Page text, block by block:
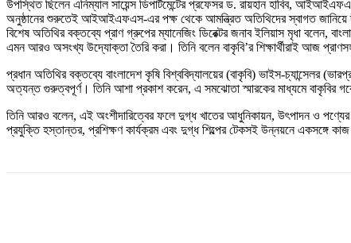
উপস্থিত ছিলেন এনিম্যাল সায়েন্স ডিপার্টমেন্টের প্রফেসর ড. রায়হান হাবিব,
​অনুষ্ঠানের শুরুতেই আইআইএফএস-এর পক্ষ থেকে আমন্ত্রিত অতিথিদের স্বাগত জানিয়ে
​বিশেষ অতিথির বক্তব্যে প্রাণ গ্রুপের ম্যানেজিং ডিরেক্টর জনাব ইলিয়াস মৃধা বলেন,
এমন আরও অসংখ্য উদ্যোক্তা তৈরি করা। তিনি বলেন বাকৃবি’র শিক্ষার্থীরাই আজ
প্রধান অতিথির বক্তব্যে বাংলাদেশ কৃষি বিশ্ববিদ্যালয়ের (বাকৃবি) ভাইস-চ্যান্সেলর
অত্যন্ত গুরুত্বপূর্ণ। তিনি আশা প্রকাশ করেন, এ সমঝোতা স্মারকের মাধ্যমে বাকৃবির
তিনি আরও বলেন, এই অংশীদারিত্বের ফলে দুগ্ধ খাতের আধুনিকায়ন, উৎপাদন ও পণ্যের
প্রযুক্তি হস্তান্তর, প্রশিক্ষণ কার্যক্রম এবং দুগ্ধ শিল্পের টেকসই উন্নয়নে একসঙ্গে